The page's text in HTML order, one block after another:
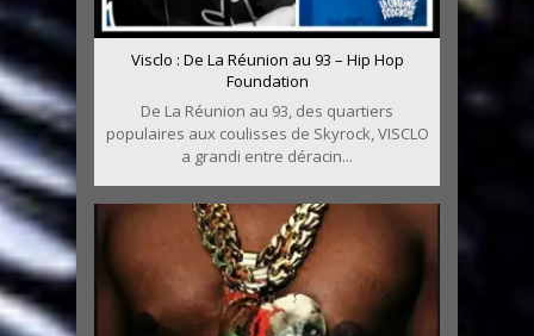
Visclo : De La Réunion au 93 – Hip Hop
Foundation
De La Réunion au 93, des quartiers
populaires aux coulisses de Skyrock, VISCLO
a grandi entre déracin...